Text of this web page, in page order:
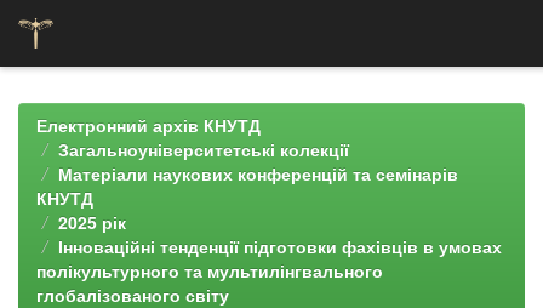
navigationЕлектронний архів КНУТД
Загальноуніверситетські колекції
Матеріали наукових конференцій та семінарів
КНУТД
2025 рік
Інноваційні тенденції підготовки фахівців в умовах
полікультурного та мультилінгвального
глобалізованого світу